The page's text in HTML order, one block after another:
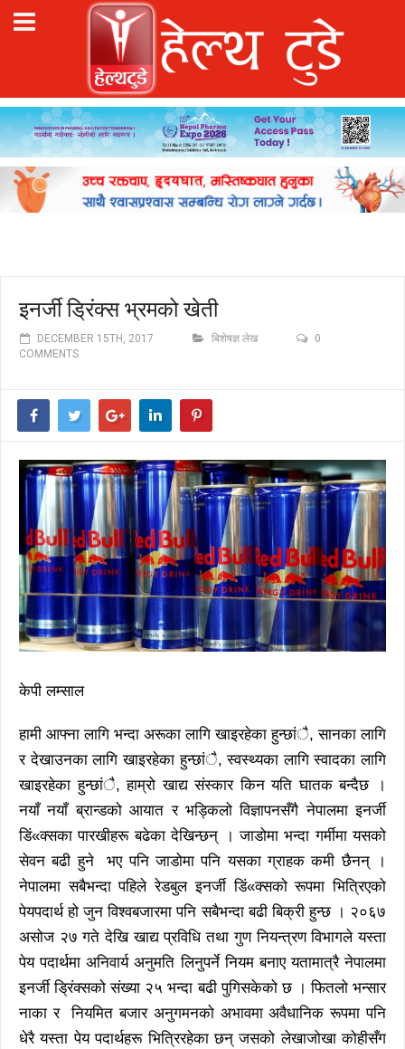
इनर्जी ड्रिंक्स भ्रमको खेती
DECEMBER 15TH, 2017 बिशेषज्ञ लेख
0
COMMENTS
केपी लम्साल
हामी आफ्ना लागि भन्दा अरूका लागि खाइरहेका हुन्छांै, सानका लागि
र देखाउनका लागि खाइरहेका हुन्छांै, स्वस्थ्यका लागि स्वादका लागि
खाइरहेका हुन्छांै, हाम्रो खाद्य संस्कार किन यति घातक बन्दैछ ।
नयाँ नयाँ ब्रान्डको आयात र भड्किलो विज्ञापनसँगै नेपालमा इनर्जी
डिं«क्सका पारखीहरू बढेका देखिन्छन् । जाडोमा भन्दा गर्मीमा यसको
सेवन बढी हुने भए पनि जाडोमा पनि यसका ग्राहक कमी छैनन् ।
नेपालमा सबैभन्दा पहिले रेडबुल इनर्जी डिं«क्सको रूपमा भित्रिएको
पेयपदार्थ हो जुन विश्वबजारमा पनि सबैभन्दा बढी बिक्री हुन्छ । २०६७
असोज २७ गते देखि खाद्य प्रविधि तथा गुण नियन्त्रण विभागले यस्ता
पेय पदार्थमा अनिवार्य अनुमति लिनुपर्ने नियम बनाए यतामात्रै नेपालमा
इनर्जी ड्रिंक्सको संख्या २५ भन्दा बढी पुगिसकेको छ । फितलो भन्सार
नाका र नियमित बजार अनुगमनको अभावमा अवैधानिक रूपमा पनि
धेरै यस्ता पेय पदार्थहरू भित्रिरहेका छन् जसको लेखाजोखा कोहीसँग